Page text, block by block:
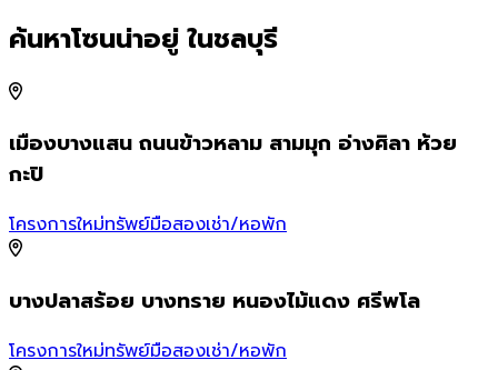
ค้นหาโซนน่าอยู่ ในชลบุรี
เมืองบางแสน ถนนข้าวหลาม สามมุก อ่างศิลา ห้วย
กะปิ
โครงการใหม่ทรัพย์มือสองเช่า/หอพัก
บางปลาสร้อย บางทราย หนองไม้แดง ศรีพโล
โครงการใหม่ทรัพย์มือสองเช่า/หอพัก